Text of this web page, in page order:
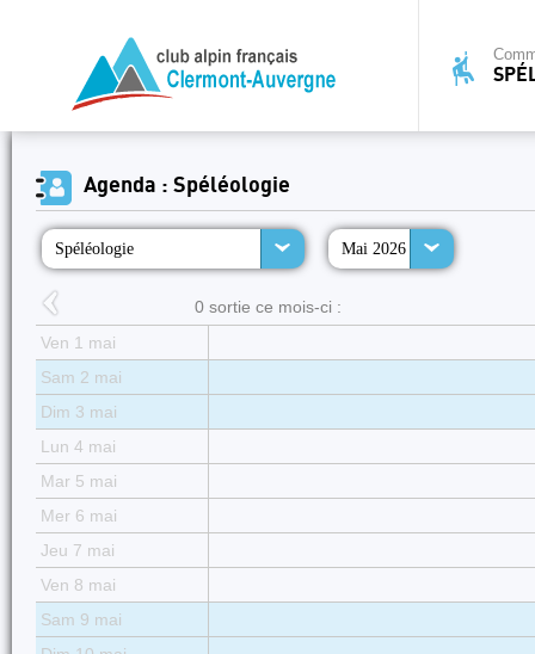
Agenda : Spéléologie
Spéléologie Mai 2026
0 sortie ce mois-ci :
Ven 1 mai
Sam 2 mai
Dim 3 mai
Lun 4 mai
Mar 5 mai
Mer 6 mai
Jeu 7 mai
Ven 8 mai
Sam 9 mai